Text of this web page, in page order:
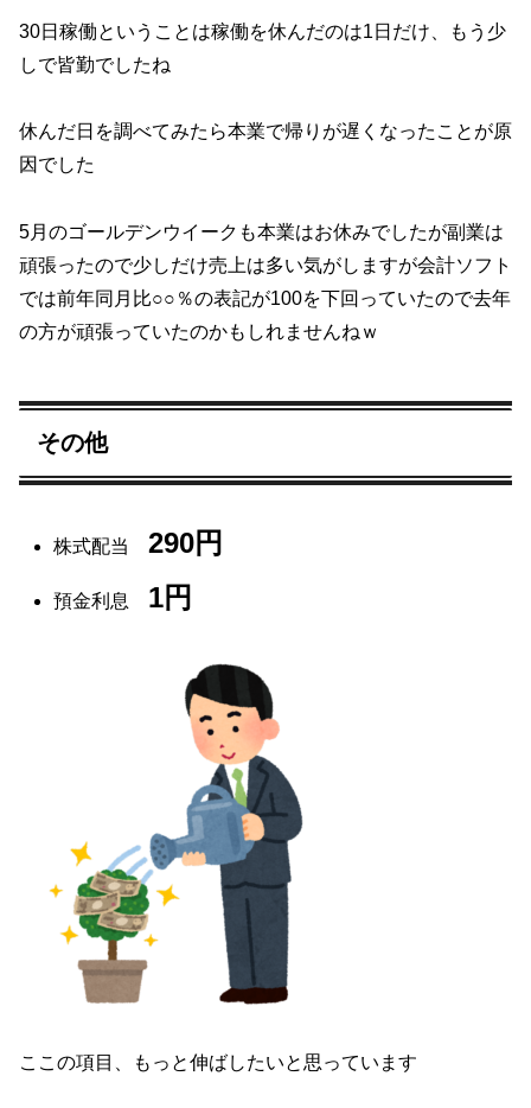
30日稼働ということは稼働を休んだのは1日だけ、もう少
しで皆勤でしたね
休んだ日を調べてみたら本業で帰りが遅くなったことが原
因でした
5月のゴールデンウイークも本業はお休みでしたが副業は
頑張ったので少しだけ売上は多い気がしますが会計ソフト
では前年同月比○○％の表記が100を下回っていたので去年
の方が頑張っていたのかもしれませんねｗ
その他
株式配当290円
預金利息 1円
ここの項目、もっと伸ばしたいと思っています